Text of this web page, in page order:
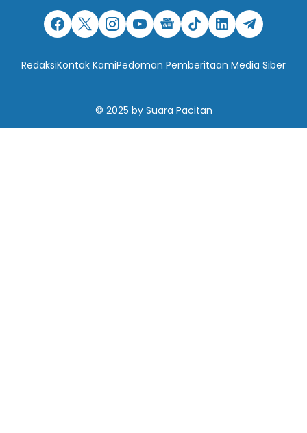
RedaksiKontak KamiPedoman Pemberitaan Media Siber
© 2025 by Suara Pacitan